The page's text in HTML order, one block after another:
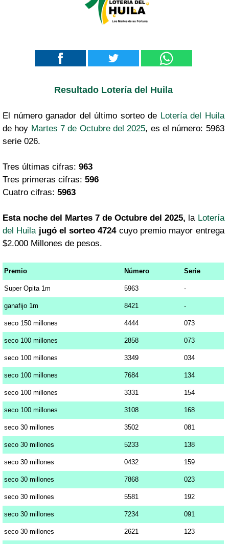
Resultado Lotería del Huila
El número ganador del último sorteo de Lotería del Huila
de hoy Martes 7 de Octubre del 2025, es el número: 5963
serie 026.
Tres últimas cifras: 963
Tres primeras cifras: 596
Cuatro cifras: 5963
Esta noche del Martes 7 de Octubre del 2025, la Lotería
del Huila jugó el sorteo 4724cuyo premio mayor entrega
$2.000 Millones de pesos.
Premio Número Serie
Super Opita 1m 5963 -
ganafijo 1m 8421 -
seco 150 millones 4444 073
seco 100 millones 2858 073
seco 100 millones 3349 034
seco 100 millones 7684 134
seco 100 millones 3331 154
seco 100 millones 3108 168
seco 30 millones 3502 081
seco 30 millones 5233 138
seco 30 millones 0432 159
seco 30 millones 7868 023
seco 30 millones 5581 192
seco 30 millones 7234 091
seco 30 millones 2621 123